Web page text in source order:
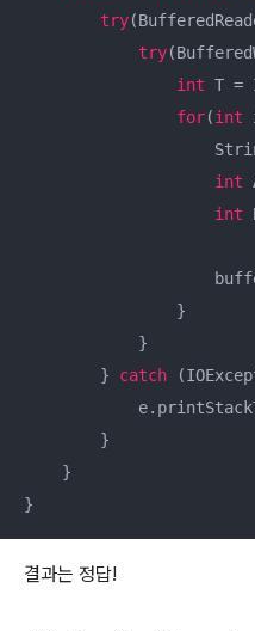
try
try
int T =
for(int
int
int
                }
            }
        }
catch
        }
    }
}
결과는 정답!